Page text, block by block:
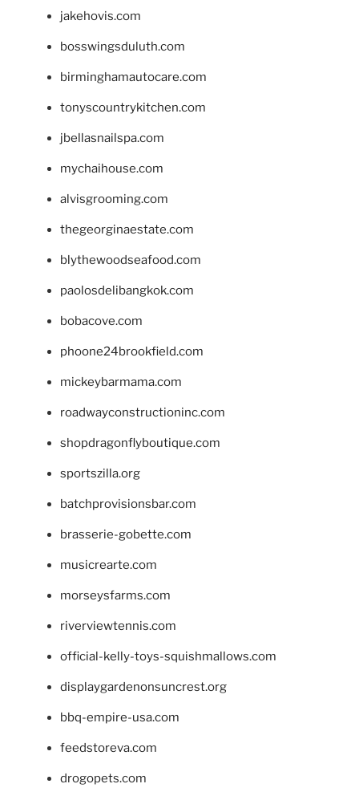
jakehovis.com
bosswingsduluth.com
birminghamautocare.com
tonyscountrykitchen.com
jbellasnailspa.com
mychaihouse.com
alvisgrooming.com
thegeorginaestate.com
blythewoodseafood.com
paolosdelibangkok.com
bobacove.com
phoone24brookfield.com
mickeybarmama.com
roadwayconstructioninc.com
shopdragonflyboutique.com
sportszilla.org
batchprovisionsbar.com
brasserie-gobette.com
musicrearte.com
morseysfarms.com
riverviewtennis.com
official-kelly-toys-squishmallows.com
displaygardenonsuncrest.org
bbq-empire-usa.com
feedstoreva.com
drogopets.com